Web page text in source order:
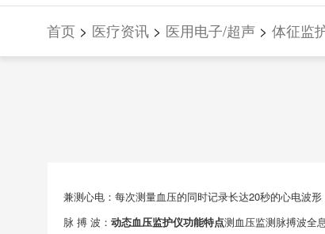
首页 > 医疗资讯 > 医用电子/超声 > 体征监
兼测心电：每次测量血压的同时记录长达20秒的心电波形
脉 搏 波： 动态血压监护仪功能特点测血压监测脉搏波全